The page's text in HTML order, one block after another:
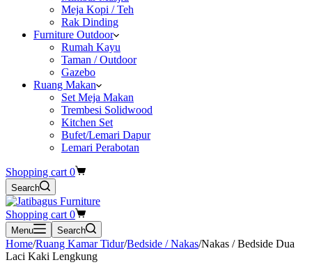
Meja Kopi / Teh
Rak Dinding
Furniture Outdoor
Rumah Kayu
Taman / Outdoor
Gazebo
Ruang Makan
Set Meja Makan
Trembesi Solidwood
Kitchen Set
Bufet/Lemari Dapur
Lemari Perabotan
Shopping cart 0
Search
Shopping cart 0
Menu Search
Home/Ruang Kamar Tidur/Bedside / Nakas/Nakas / Bedside Dua
Laci Kaki Lengkung